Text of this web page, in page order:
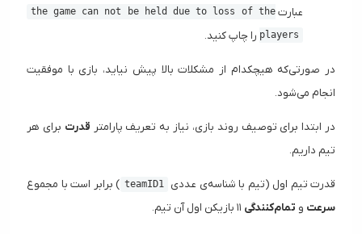
عبارتthe game can not be held due to loss of the
players را چاپ کنید.
در صورتی‌که هیچکدام از مشکلات بالا پیش نیاید، بازی با موفقیت
انجام می‌شود.
در ابتدا برای توصیف روند بازی، نیاز به تعریف پارامتر قدرت برای هر
تیم داریم.
قدرت تیم اول (تیم با شناسه‌ی عددی teamID1 ) برابر است با مجموع
سرعت و تمام‌کنندگی